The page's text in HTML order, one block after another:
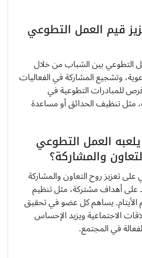
قيم العمل التطوعي
التطوعي بين الشباب من خلال
وتشجيع المشاركة في الفعاليات
للمبادرات التطوعية في
مثل تنظيف الحدائق أو مساعدة
العمل التطوعي
والمشاركة؟
تعزيز روح التعاون والمشاركة
على أهداف مشتركة، مثل تنظيم
يساهم كل عضو في تحقيق
الاجتماعية ويزيد الإحساس
في المجتمع.